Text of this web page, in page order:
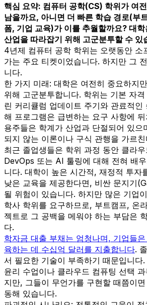
핵심 요약: 컴퓨터 공학(CS) 학위가 여
남을까요, 아니면 더 빠른 학습 경로(부
폼, 기업 교육)가 이를 추월할까요? 대
산업을 따라잡기 위해 고군분투할 수 있
4년제 컴퓨터 공학 학위는 오랫동안 소
가는 주요 티켓이었습니다. 하지만 그
니다.
한 가지 미래: 대학은 여전히 중요하지
위해 고군분투합니다. 학위는 기본 자
린 커리큘럼 업데이트 주기와 관료적인
해 프로그램은 급변하는 요구 사항에
용주들은 학계가 산업과 단절되어 있으
되지 않는 이론이나 구식 관행을 가르
최근 졸업생들은 학위 과정 동안 클라
DevOps 또는 AI 툴링에 대해 전혀 배
니다. 대학이 높은 시간적, 재정적 투자
낮은 교육을 제공한다면, 비싼 문지기
될 위험이 있습니다. 하지만 많은 기업
학사 학위를 요구하므로, 부트캠프, 온
젝트로 그 공백을 메워야 하는 부담은
다.
학자금 대출 부채는 엄청나며, 기업들
육하는 데 수십억 달러를 지출합니다.
서 필요한 기술이 부족하기 때문입니다
윤리 수업이나 클라우드 컴퓨팅 선택
지만, 그들이 무언가를 구현할 때쯤이
동해 있습니다.